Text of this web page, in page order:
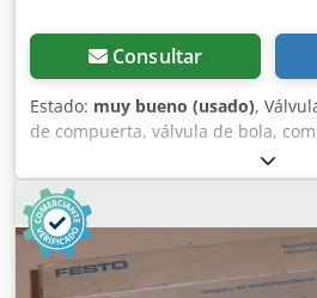
Consultar
Estado: muy bueno (usado),
de compuerta, válvula de bola,
válvula de cierre, válvula
Apysck -Fabricante: Festo,
MVH-5-1/4 B -Presión de
Cantidad: 2 electroválvulas
-Dimensiones: 160/60/A35 mm -